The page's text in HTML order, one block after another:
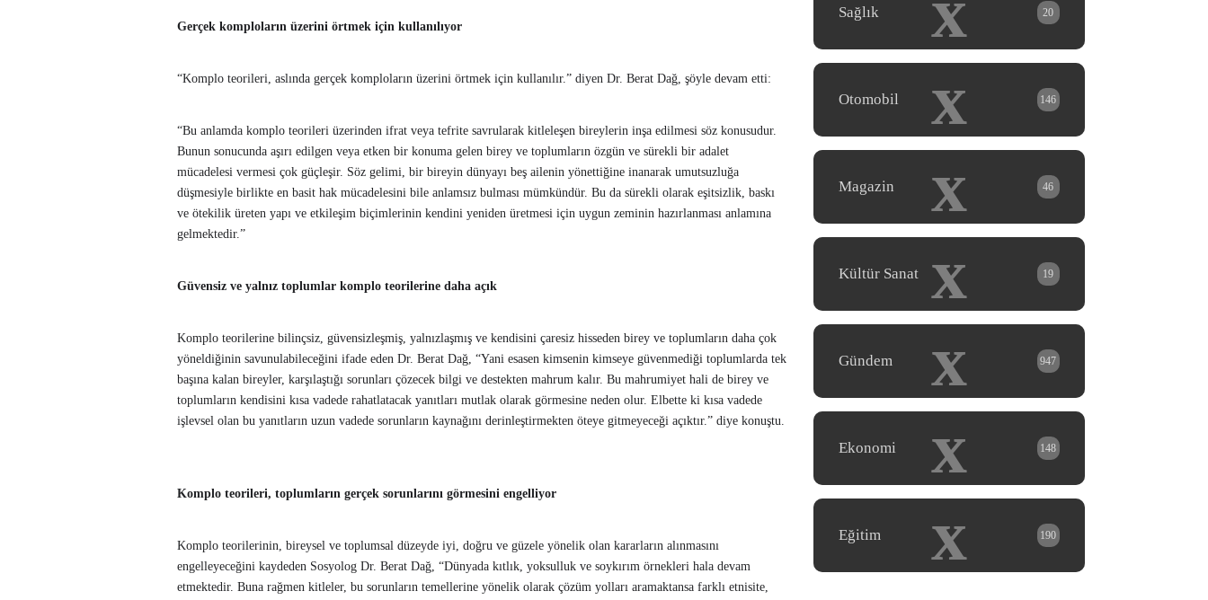
Gerçek komploların üzerini örtmek için kullanılıyor
“Komplo teorileri, aslında gerçek komploların üzerini örtmek için kullanılır.” diyen Dr. Berat Dağ, şöyle devam etti:
“Bu anlamda komplo teorileri üzerinden ifrat veya tefrite savrularak kitleleşen bireylerin inşa edilmesi söz konusudur.
Bunun sonucunda aşırı edilgen veya etken bir konuma gelen birey ve toplumların özgün ve sürekli bir adalet
mücadelesi vermesi çok güçleşir. Söz gelimi, bir bireyin dünyayı beş ailenin yönettiğine inanarak umutsuzluğa
düşmesiyle birlikte en basit hak mücadelesini bile anlamsız bulması mümkündür. Bu da sürekli olarak eşitsizlik, baskı
ve ötekilik üreten yapı ve etkileşim biçimlerinin kendini yeniden üretmesi için uygun zeminin hazırlanması anlamına
gelmektedir.”
Güvensiz ve yalnız toplumlar komplo teorilerine daha açık
Komplo teorilerine bilinçsiz, güvensizleşmiş, yalnızlaşmış ve kendisini çaresiz hisseden birey ve toplumların daha çok
yöneldiğinin savunulabileceğini ifade eden Dr. Berat Dağ, “Yani esasen kimsenin kimseye güvenmediği toplumlarda tek
başına kalan bireyler, karşılaştığı sorunları çözecek bilgi ve destekten mahrum kalır. Bu mahrumiyet hali de birey ve
toplumların kendisini kısa vadede rahatlatacak yanıtları mutlak olarak görmesine neden olur. Elbette ki kısa vadede
işlevsel olan bu yanıtların uzun vadede sorunların kaynağını derinleştirmekten öteye gitmeyeceği açıktır.” diye konuştu.
Komplo teorileri, toplumların gerçek sorunlarını görmesini engelliyor
Komplo teorilerinin, bireysel ve toplumsal düzeyde iyi, doğru ve güzele yönelik olan kararların alınmasını
engelleyeceğini kaydeden Sosyolog Dr. Berat Dağ, “Dünyada kıtlık, yoksulluk ve soykırım örnekleri hala devam
etmektedir. Buna rağmen kitleler, bu sorunların temellerine yönelik olarak çözüm yolları aramaktansa farklı etnisite,
Sağlık 20
x
Otomobil 146
x
Magazin 46
x
Kültür Sanat 19
x
Gündem 947
x
Ekonomi 148
x
Eğitim 190